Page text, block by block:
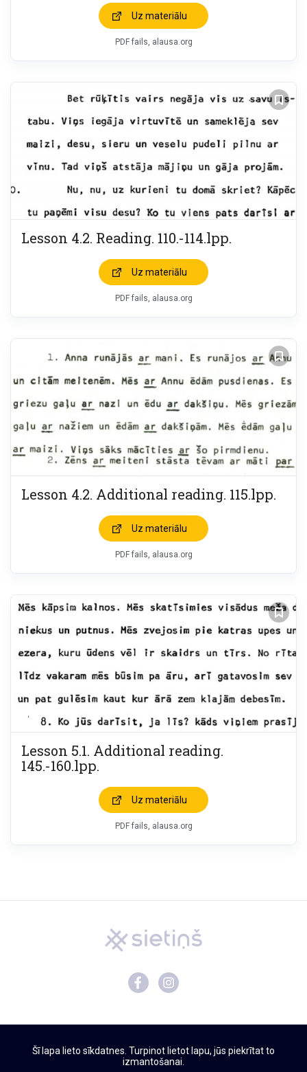
Uz materiālu
PDF fails, alausa.org
Lesson 4.2. Reading. 110.-114.lpp.
Uz materiālu
PDF fails, alausa.org
Lesson 4.2. Additional reading. 115.lpp.
Uz materiālu
PDF fails, alausa.org
Lesson 5.1. Additional reading.
145.-160.lpp.
Uz materiālu
PDF fails, alausa.org
Šī lapa lieto sīkdatnes. Turpinot lietot lapu, jūs piekrītat to
izmantošanai.
Par Sietiņu